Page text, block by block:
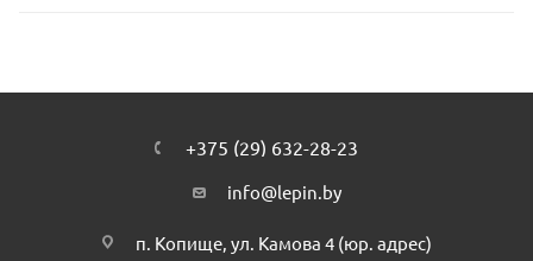
+375 (29) 632-28-23
info@lepin.by
п. Копище, ул. Камова 4 (юр. адрес)